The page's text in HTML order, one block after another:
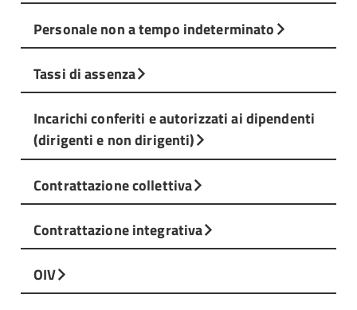
Personale non a tempo indeterminato
Tassi di assenza
Incarichi conferiti e autorizzati ai dipendenti
(dirigenti e non dirigenti)
Contrattazione collettiva
Contrattazione integrativa
OIV